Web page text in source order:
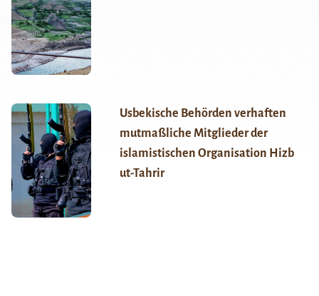
Usbekische Behörden verhaften
mutmaßliche Mitglieder der
islamistischen Organisation Hizb
ut-Tahrir